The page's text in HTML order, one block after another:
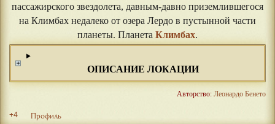
пассажирского звездолета, давным-давно приземлившегося
на Климбах недалеко от озера Лердо в пустынной части
планеты. Планета Климбах.
ОПИСАНИЕ ЛОКАЦИИ
Авторство: Леонардо Бенето
+4 Профиль